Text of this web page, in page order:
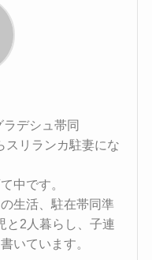
デシュ帯同
スリランカ駐妻にな
中です。
生活、駐在帯同準
と2人暮らし、子連
いています。